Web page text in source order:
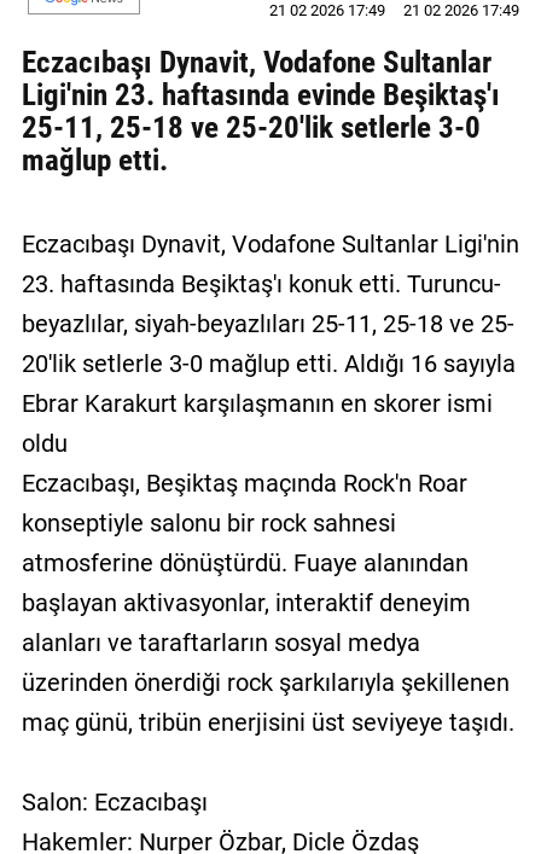
YAZARLAR
BİZE
ULAŞIN
Künye
Gizlilik
Politikası
21 02 2026 17:49
21 02 2026 17:49
Eczacıbaşı Dynavit, Vodafone Sultanlar
Ligi'nin 23. haftasında evinde Beşiktaş'ı
25-11, 25-18 ve 25-20'lik setlerle 3-0
mağlup etti.
Eczacıbaşı Dynavit, Vodafone Sultanlar Ligi'nin
23. haftasında Beşiktaş'ı konuk etti. Turuncu-
beyazlılar, siyah-beyazlıları 25-11, 25-18 ve 25-
20'lik setlerle 3-0 mağlup etti. Aldığı 16 sayıyla
Ebrar Karakurt karşılaşmanın en skorer ismi
oldu
Eczacıbaşı, Beşiktaş maçında Rock'n Roar
konseptiyle salonu bir rock sahnesi
atmosferine dönüştürdü. Fuaye alanından
başlayan aktivasyonlar, interaktif deneyim
alanları ve taraftarların sosyal medya
üzerinden önerdiği rock şarkılarıyla şekillenen
maç günü, tribün enerjisini üst seviyeye taşıdı.
Salon: Eczacıbaşı
Hakemler: Nurper Özbar, Dicle Özdaş